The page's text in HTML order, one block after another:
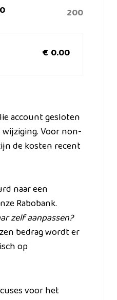
200
€ 0.00
account gesloten
Voor non-
de kosten recent
naar een
Rabobank.
zelf aanpassen?
bedrag wordt er
op
voor het